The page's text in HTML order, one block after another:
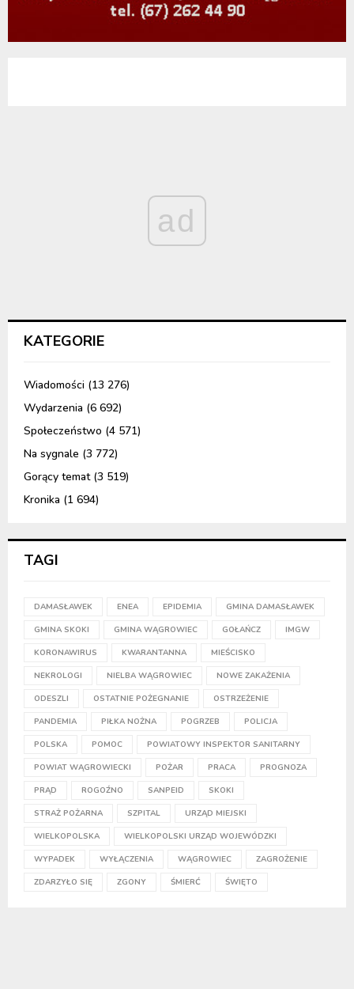
ad
KATEGORIE
Wiadomości (13 276)
Wydarzenia (6 692)
Społeczeństwo (4 571)
Na sygnale (3 772)
Gorący temat(3 519)
Kronika (1 694)
TAGI
DAMASŁAWEK ENEA EPIDEMIA GMINA DAMASŁAWEK
GMINA SKOKI GMINA WĄGROWIEC GOŁAŃCZ IMGW
KORONAWIRUS KWARANTANNA MIEŚCISKO
NEKROLOGI NIELBA WĄGROWIEC NOWE ZAKAŻENIA
ODESZLI OSTATNIE POŻEGNANIE OSTRZEŻENIE
PANDEMIA PIŁKA NOŻNA POGRZEB POLICJA
POLSKA POMOC POWIATOWY INSPEKTOR SANITARNY
POWIAT WĄGROWIECKI POŻAR PRACA PROGNOZA
PRĄD ROGOŹNO SANPEID SKOKI
STRAŻ POŻARNA SZPITAL URZĄD MIEJSKI
WIELKOPOLSKA WIELKOPOLSKI URZĄD WOJEWÓDZKI
WYPADEK WYŁĄCZENIA WĄGROWIEC ZAGROŻENIE
ZDARZYŁO SIĘ ZGONY ŚMIERĆ ŚWIĘTO